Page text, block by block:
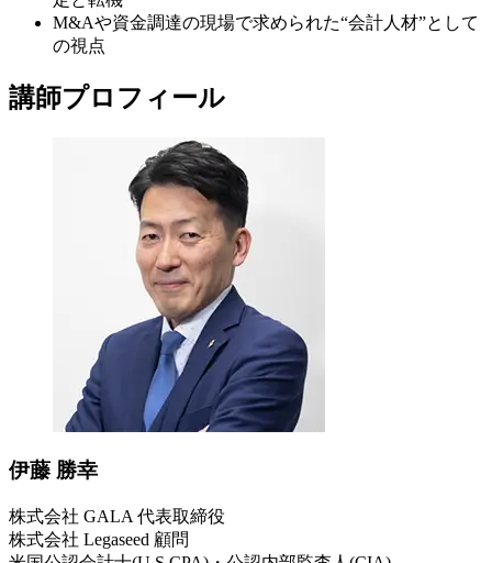
M&Aや資金調達の現場で求められた“会計人材”として
の視点
講師プロフィール
伊藤 勝幸
株式会社 GALA 代表取締役​
株式会社 Legaseed 顧問​